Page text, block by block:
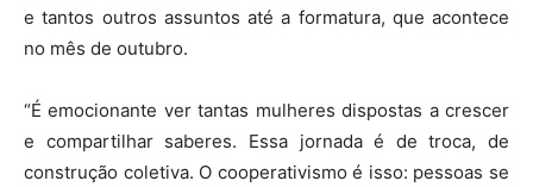
e tantos outros assuntos até a formatura, que acontece
no mês de outubro.
“É emocionante ver tantas mulheres dispostas a crescer
e compartilhar saberes. Essa jornada é de troca, de
construção coletiva. O cooperativismo é isso: pessoas se